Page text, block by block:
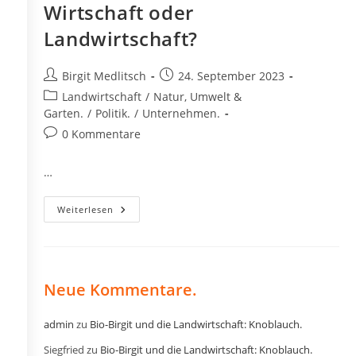
Wirtschaft oder
Landwirtschaft?
Beitrags-
Autor:
Birgit Medlitsch
Beitrag
veröffentlicht:
24. September 2023
Beitrags-
Kategorie:
Landwirtschaft / Natur, Umwelt &
Garten. / Politik. / Unternehmen.
Beitrags-
0 Kommentare
…
Weiterlesen Wirtschaft
Oder
Neue Kommentare.
admin zu Bio-Birgit und die Landwirtschaft: Knoblauch.
Siegfried zu Bio-Birgit und die Landwirtschaft: Knoblauch.